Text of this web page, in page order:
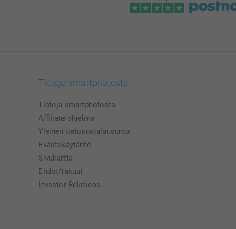
Tietoja smartphotosta
Tietoja smartphotosta
Affiliate ohjelma
Yleinen tietosuojalausunto
Evästekäytäntö
Sivukartta
Ehdot/takuut
Investor Relations